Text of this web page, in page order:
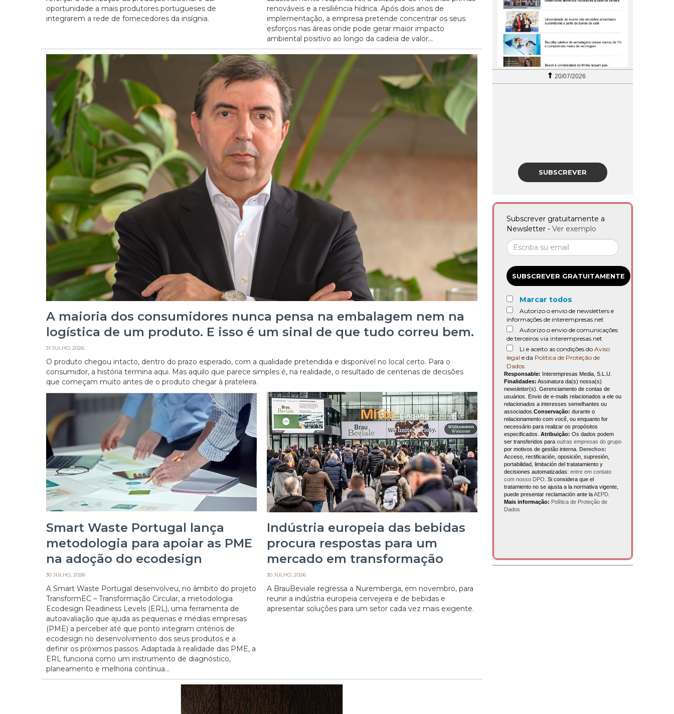
oportunidade a mais produtores portugueses de
integrarem a rede de fornecedores da insígnia.
renováveis e a resiliência hídrica. Após dois anos de
implementação, a empresa pretende concentrar os seus
esforços nas áreas onde pode gerar maior impacto
ambiental positivo ao longo da cadeia de valor...
A maioria dos consumidores nunca pensa na embalagem nem na
logística de um produto. E isso é um sinal de que tudo correu bem.
31 JULHO, 2026
O produto chegou intacto, dentro do prazo esperado, com a qualidade pretendida e disponível no local certo. Para o
consumidor, a história termina aqui. Mas aquilo que parece simples é, na realidade, o resultado de centenas de decisões
que começam muito antes de o produto chegar à prateleira.
Smart Waste Portugal lança
metodologia para apoiar as PME
na adoção do ecodesign
30 JULHO, 2026
A Smart Waste Portugal desenvolveu, no âmbito do projeto
TransformEC – Transformação Circular, a metodologia
Ecodesign Readiness Levels (ERL), uma ferramenta de
autoavaliação que ajuda as pequenas e médias empresas
(PME) a perceber até que ponto integram critérios de
ecodesign no desenvolvimento dos seus produtos e a
definir os próximos passos. Adaptada à realidade das PME, a
ERL funciona como um instrumento de diagnóstico,
planeamento e melhoria contínua...
Indústria europeia das bebidas
procura respostas para um
mercado em transformação
30 JULHO, 2026
A BrauBeviale regressa a Nuremberga, em novembro, para
reunir a indústria europeia cervejeira e de bebidas e
apresentar soluções para um setor cada vez mais exigente.
20/07/2026
SUBSCREVER
Subscrever gratuitamente a
Newsletter - Ver exemplo
SUBSCREVER GRATUITAMENTE
Marcar todos
Autorizo o envio de newsletters e
informações de interempresas.net
Autorizo o envio de comunicações
de terceiros via interempresas.net
Li e aceito as condições do Aviso
legal e da Política de Proteção de
Dados
Responsable: Interempresas Media, S.L.U.
Finalidades: Assinatura da(s) nossa(s)
newsletter(s). Gerenciamento de contas de
usuários. Envio de e-mails relacionados a ele ou
relacionados a interesses semelhantes ou
associados. Conservação: durante o
relacionamento com você, ou enquanto for
necessário para realizar os propósitos
especificados. Atribuição: Os dados podem
ser transferidos para outras empresas do grupo
por motivos de gestão interna.
Derechos:
Acceso, rectificación, oposición, supresión,
portabilidad, limitación del tratatamiento y
decisiones automatizadas: entre em contato
com nosso DPO . Si considera que el
tratamiento no se ajusta a la normativa vigente,
puede presentar reclamación ante laAEPD
Mais informação: Política de Proteção de
Dados